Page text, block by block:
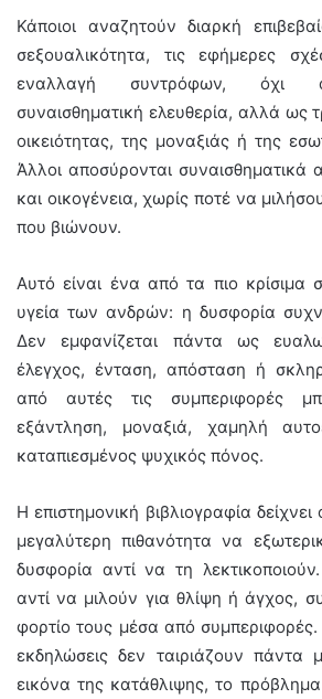
Κάποιοι αναζητούν διαρκή
σεξουαλικότητα, τις εφήμερες
εναλλαγή συντρόφων, όχι
συναισθηματική ελευθερία, αλλά ως
οικειότητας, της μοναξιάς ή της
Άλλοι αποσύρονται συναισθηματικά
και οικογένεια, χωρίς ποτέ να
που βιώνουν.
Αυτό είναι ένα από τα πιο κρίσιμα
υγεία των ανδρών: η δυσφορία
Δεν εμφανίζεται πάντα ως
έλεγχος, ένταση, απόσταση ή
από αυτές τις συμπεριφορές
εξάντληση, μοναξιά, χαμηλή
καταπιεσμένος ψυχικός πόνος.
Η επιστημονική βιβλιογραφία
μεγαλύτερη πιθανότητα να
δυσφορία αντί να τη
αντί να μιλούν για θλίψη ή άγχος,
φορτίο τους μέσα από συμπεριφορές.
εκδηλώσεις δεν ταιριάζουν πάντα
εικόνα της κατάθλιψης, το